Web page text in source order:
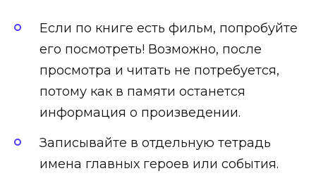
Если по книге есть фильм, попробуйте
его посмотреть! Возможно, после
просмотра и читать не потребуется,
потому как в памяти останется
информация о произведении.
Записывайте в отдельную тетрадь
имена главных героев или события.